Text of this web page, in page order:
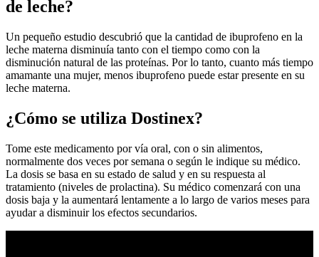
de leche?
Un pequeño estudio descubrió que la cantidad de ibuprofeno en la
leche materna disminuía tanto con el tiempo como con la
disminución natural de las proteínas. Por lo tanto, cuanto más tiempo
amamante una mujer, menos ibuprofeno puede estar presente en su
leche materna.
¿Cómo se utiliza Dostinex?
Tome este medicamento por vía oral, con o sin alimentos,
normalmente dos veces por semana o según le indique su médico.
La dosis se basa en su estado de salud y en su respuesta al
tratamiento (niveles de prolactina). Su médico comenzará con una
dosis baja y la aumentará lentamente a lo largo de varios meses para
ayudar a disminuir los efectos secundarios.